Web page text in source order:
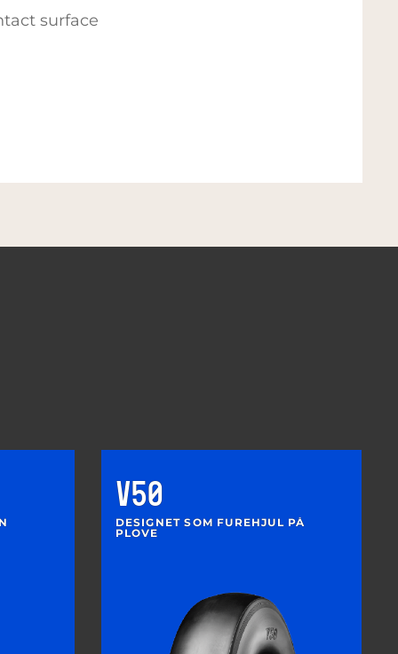
surface
V50
DESIGNET SOM FUREHJUL PÅ
PLOVE